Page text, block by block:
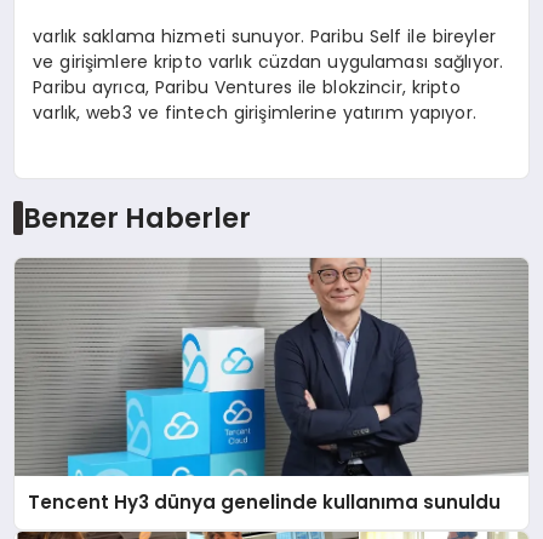
varlık saklama hizmeti sunuyor. Paribu Self ile bireyler
ve girişimlere kripto varlık cüzdan uygulaması sağlıyor.
Paribu ayrıca, Paribu Ventures ile blokzincir, kripto
varlık, web3 ve fintech girişimlerine yatırım yapıyor.
Benzer Haberler
Tencent Hy3 dünya genelinde kullanıma sunuldu